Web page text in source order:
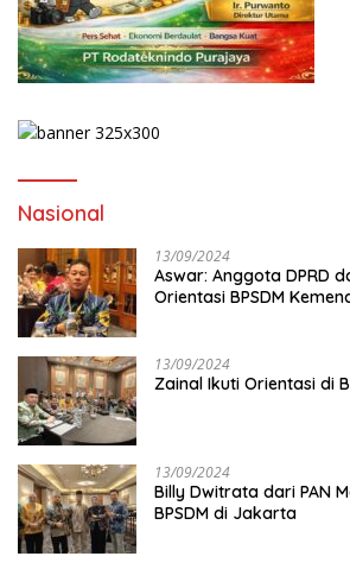
Nasional
13/09/2024
Aswar: Anggota DPRD
Orientasi BPSDM
13/09/2024
Zainal Ikuti Orientasi di
13/09/2024
Billy Dwitrata dari PAN
BPSDM di Jakarta